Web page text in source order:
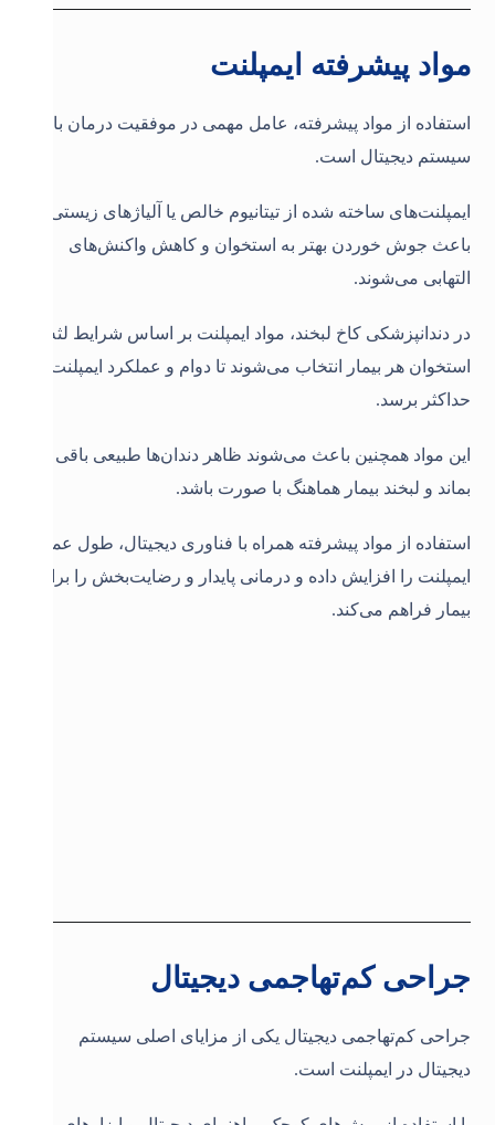
مواد پیشرفته ایمپلنت
استفاده از مواد پیشرفته، عامل مهمی در موفقیت درمان با
سیستم دیجیتال است.
ایمپلنت‌های ساخته شده از تیتانیوم خالص یا آلیاژهای زیستی،
باعث جوش خوردن بهتر به استخوان و کاهش واکنش‌های
التهابی می‌شوند.
در دندانپزشکی کاخ لبخند، مواد ایمپلنت بر اساس شرایط لثه و
استخوان هر بیمار انتخاب می‌شوند تا دوام و عملکرد ایمپلنت به
حداکثر برسد.
این مواد همچنین باعث می‌شوند ظاهر دندان‌ها طبیعی باقی
بماند و لبخند بیمار هماهنگ با صورت باشد.
استفاده از مواد پیشرفته همراه با فناوری دیجیتال، طول عمر
ایمپلنت را افزایش داده و درمانی پایدار و رضایت‌بخش را برای
بیمار فراهم می‌کند.
جراحی کم‌تهاجمی دیجیتال
جراحی کم‌تهاجمی دیجیتال یکی از مزایای اصلی سیستم
دیجیتال در ایمپلنت است.